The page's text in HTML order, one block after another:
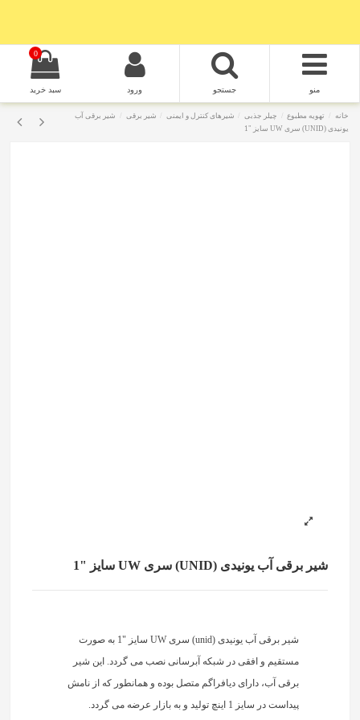
منو جستجو ورود
0
سبد خرید
خانه تهویه مطبوع چیلر جذبی شیرهای کنترل و ایمنی شیر برقی
شیر برقی آب
یونیدی (UNID) سری UW سایز "1
شیر برقی آب یونیدی (UNID) سری UW سایز "1
شیر برقی آب یونیدی (unid) سری UW سایز "1 به صورت
مستقیم و افقی در شبکه آبرسانی نصب می گردد. این شیر
برقی آب، دارای دیافراگم متصل بوده و همانطور که از نامش
پیداست در سایز 1 اینچ تولید و به بازار عرضه می گردد.